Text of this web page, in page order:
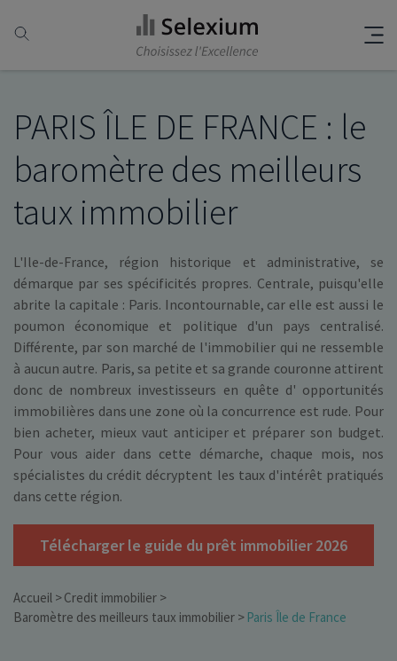
PARIS ÎLE DE FRANCE : le
baromètre des meilleurs
taux immobilier
L'Ile-de-France, région historique et administrative, se
démarque par ses spécificités propres. Centrale, puisqu'elle
abrite la capitale : Paris. Incontournable, car elle est aussi le
poumon économique et politique d'un pays centralisé.
Différente, par son marché de l'immobilier qui ne ressemble
à aucun autre. Paris, sa petite et sa grande couronne attirent
donc de nombreux investisseurs en quête d' opportunités
immobilières dans une zone où la concurrence est rude. Pour
bien acheter, mieux vaut anticiper et préparer son budget.
Pour vous aider dans cette démarche, chaque mois, nos
spécialistes du crédit décryptent les taux d'intérêt pratiqués
dans cette région.
Télécharger le guide du prêt immobilier 2026
Accueil
Credit immobilier
Baromètre des meilleurs taux immobilier
Paris Île de France